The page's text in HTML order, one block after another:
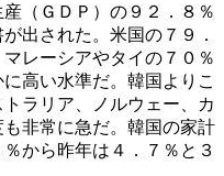
（ＧＤＰ）の９２．８％
出された。米国の７９．
レーシアやタイの７０％
高い水準だ。韓国よりこ
ラリア、ノルウェー、カ
非常に急だ。韓国の家計
から昨年は４．７％と３